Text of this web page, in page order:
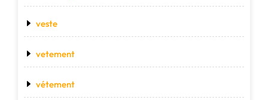
veste
vetement
vétement